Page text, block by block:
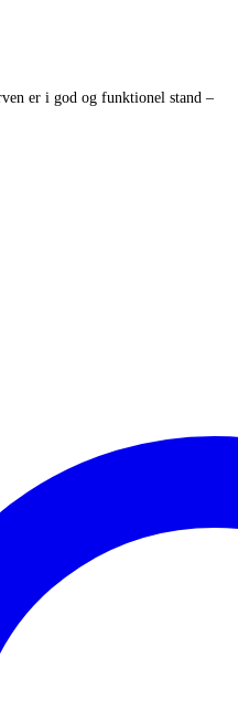
er i god og funktionel stand –